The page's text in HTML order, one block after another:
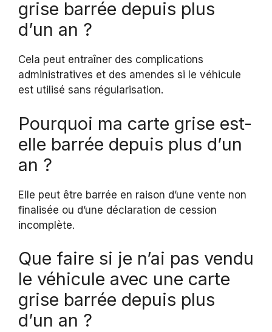
grise barrée depuis plus
d’un an ?
Cela peut entraîner des complications
administratives et des amendes si le véhicule
est utilisé sans régularisation.
Pourquoi ma carte grise est-
elle barrée depuis plus d’un
an ?
Elle peut être barrée en raison d’une vente non
finalisée ou d’une déclaration de cession
incomplète.
Que faire si je n’ai pas vendu
le véhicule avec une carte
grise barrée depuis plus
d’un an ?